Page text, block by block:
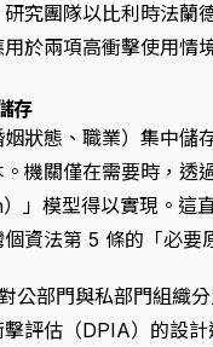
究團隊以比利時法蘭
於兩項高衝擊使用情
存
狀態、職業）集中儲
機關僅在需要時，透
模型得以實現。這
資法第 5 條的「必要
公部門與私部門組織
評估（DPIA）的設